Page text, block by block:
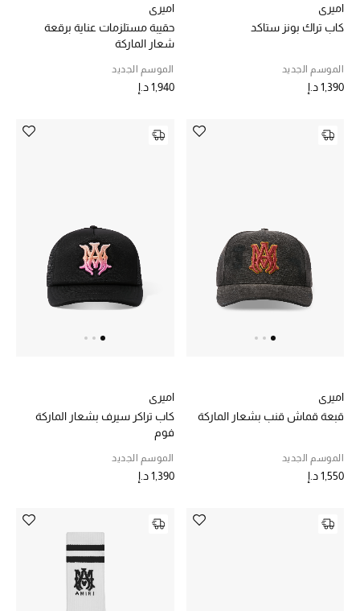
مستلزمات المنزل
نسوقوا أحدث ما وصلنا
عرض جميع المنتجات
خصومات
ركن أناقة المنتجعات
جميع إصدارتنا النسائية
تشكيلة المناسبات للنساء
اميري
كاب تراك بونز ستاكد
الموسم الجديد
1,390 د.إ
اميري
حقيبة مستلزمات عناية برقعة
شعار الماركة
الموسم الجديد
1,940 د.إ
اميري
قبعة قماش قنب بشعار الماركة
الموسم الجديد
1,550 د.إ
اميري
كاب تراكر سيرف بشعار الماركة
فوم
الموسم الجديد
1,390 د.إ